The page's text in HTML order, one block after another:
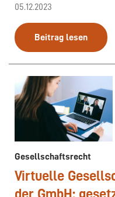
05.12.2023
Beitrag lesen
Gesellschaftsrecht
Virtuelle